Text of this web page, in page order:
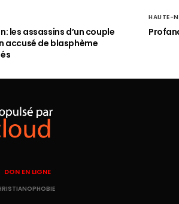
les assassins d’un couple
accusé de blasphème
HAUTE-
DON EN LIGNE